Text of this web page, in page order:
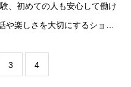
、初めての人も安心して働け
楽しさを大切にするショウ
3 4